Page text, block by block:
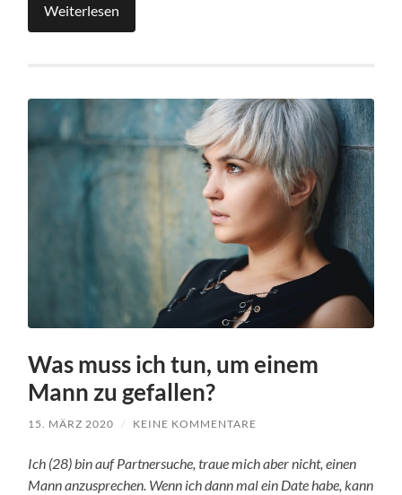
Weiterlesen
Was muss ich tun, um einem
Mann zu gefallen?
15. MÄRZ 2020 / KEINE KOMMENTARE
Ich (28) bin auf Partnersuche, traue mich aber nicht, einen
Mann anzusprechen. Wenn ich dann mal ein Date habe, kann